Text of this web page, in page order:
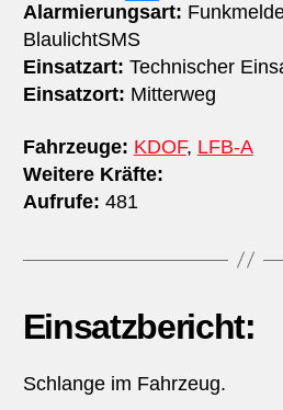
Alarmierungsart:
BlaulichtSMS
Einsatzart: Technischer
Einsatzort: Mitterweg
Fahrzeuge: KDOF, LFB-A
Weitere Kräfte:
Aufrufe: 481
Einsatzbericht:
Schlange im Fahrzeug.